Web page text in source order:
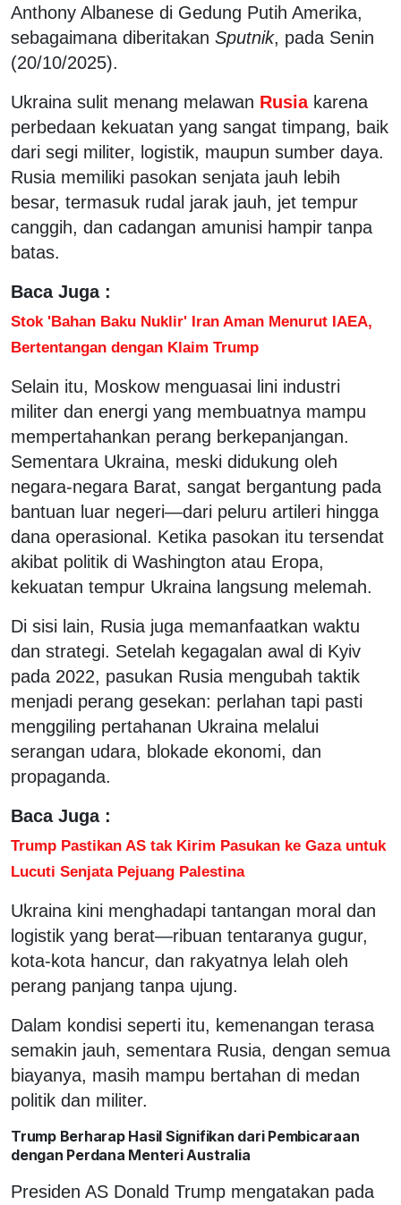
Anthony Albanese di Gedung Putih Amerika,
sebagaimana diberitakan Sputnik, pada Senin
(20/10/2025).
Ukraina sulit menang melawan Rusia karena
perbedaan kekuatan yang sangat timpang, baik
dari segi militer, logistik, maupun sumber daya.
Rusia memiliki pasokan senjata jauh lebih
besar, termasuk rudal jarak jauh, jet tempur
canggih, dan cadangan amunisi hampir tanpa
batas.
Baca Juga :
Stok 'Bahan Baku Nuklir' Iran Aman Menurut IAEA,
Bertentangan dengan Klaim Trump
Selain itu, Moskow menguasai lini industri
militer dan energi yang membuatnya mampu
mempertahankan perang berkepanjangan.
Sementara Ukraina, meski didukung oleh
negara-negara Barat, sangat bergantung pada
bantuan luar negeri—dari peluru artileri hingga
dana operasional. Ketika pasokan itu tersendat
akibat politik di Washington atau Eropa,
kekuatan tempur Ukraina langsung melemah.
Di sisi lain, Rusia juga memanfaatkan waktu
dan strategi. Setelah kegagalan awal di Kyiv
pada 2022, pasukan Rusia mengubah taktik
menjadi perang gesekan: perlahan tapi pasti
menggiling pertahanan Ukraina melalui
serangan udara, blokade ekonomi, dan
propaganda.
Baca Juga :
Trump Pastikan AS tak Kirim Pasukan ke Gaza untuk
Lucuti Senjata Pejuang Palestina
Ukraina kini menghadapi tantangan moral dan
logistik yang berat—ribuan tentaranya gugur,
kota-kota hancur, dan rakyatnya lelah oleh
perang panjang tanpa ujung.
Dalam kondisi seperti itu, kemenangan terasa
semakin jauh, sementara Rusia, dengan semua
biayanya, masih mampu bertahan di medan
politik dan militer.
Trump Berharap Hasil Signifikan dari Pembicaraan
dengan Perdana Menteri Australia
Presiden AS Donald Trump mengatakan pada